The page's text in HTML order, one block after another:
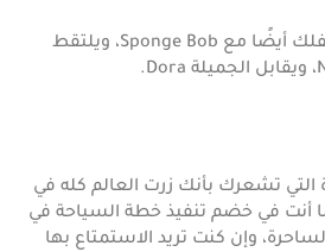
من الممكن أن يتنزه طفلك أيضًا مع Sponge Bob، ويلتقط
تشعرك بأنك زرت العالم كله في
بينما أنت في خضم تنفيذ خطة السياحة في
وإن كنت تريد الاستمتاع بها